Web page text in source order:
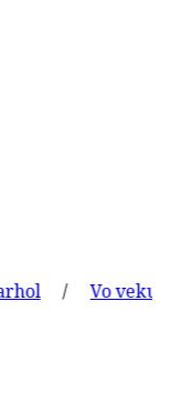
Vo veku 61 rokov